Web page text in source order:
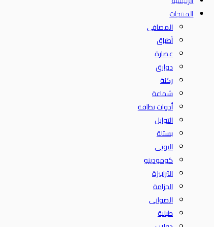
المنتجات
المصافى
أطباق
عصارة
دوارق
ركنة
شماعة
أدوات نظافة
التوابل
بستلة
البوتى
كومودينو
الترابيزة
الجزامة
الصوانى
طبلية